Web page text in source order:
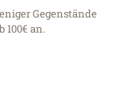
Gegenstände
100€ an.